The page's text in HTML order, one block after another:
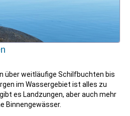
über weitläufige Schilfbuchten bis
im Wassergebiet ist alles zu
es Landzungen, aber auch mehr
Binnengewässer.